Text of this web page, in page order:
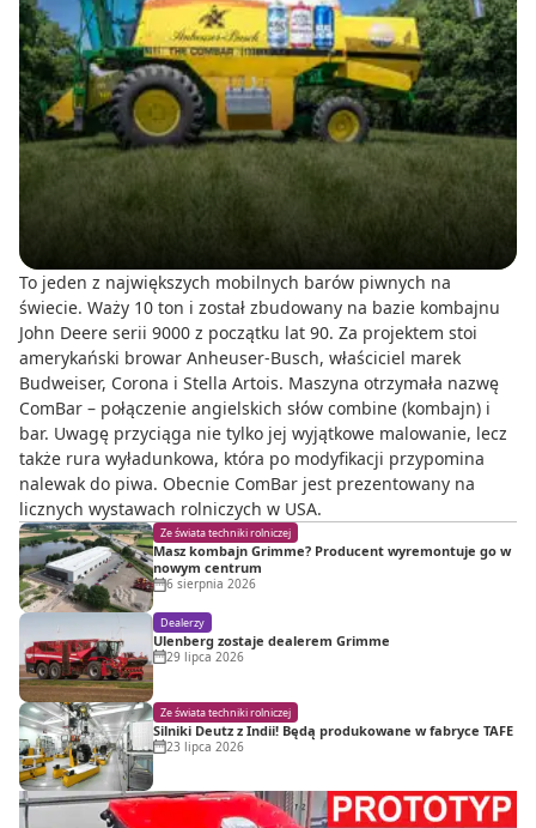
To jeden z największych mobilnych barów piwnych na
świecie. Waży 10 ton i został zbudowany na bazie kombajnu
John Deere serii 9000 z początku lat 90. Za projektem stoi
amerykański browar Anheuser-Busch, właściciel marek
Budweiser, Corona i Stella Artois. Maszyna otrzymała nazwę
ComBar – połączenie angielskich słów combine (kombajn) i
bar. Uwagę przyciąga nie tylko jej wyjątkowe malowanie, lecz
także rura wyładunkowa, która po modyfikacji przypomina
nalewak do piwa. Obecnie ComBar jest prezentowany na
licznych wystawach rolniczych w USA.
Ze świata techniki rolniczej
Masz kombajn Grimme? Producent wyremontuje go w
nowym centrum
6 sierpnia 2026
Dealerzy
Ulenberg zostaje dealerem Grimme
29 lipca 2026
Ze świata techniki rolniczej
Silniki Deutz z Indii! Będą produkowane w fabryce TAFE
23 lipca 2026